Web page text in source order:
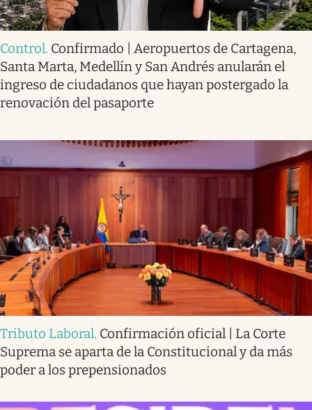
Control. Confirmado | Aeropuertos de Cartagena,
Santa Marta, Medellín y San Andrés anularán el
ingreso de ciudadanos que hayan postergado la
renovación del pasaporte
Tributo Laboral. Confirmación oficial | La Corte
Suprema se aparta de la Constitucional y da más
poder a los prepensionados